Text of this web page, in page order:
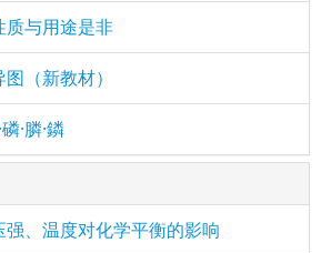
质与用途是非
（新教材）
·膦·鏻
、温度对化学平衡的影响